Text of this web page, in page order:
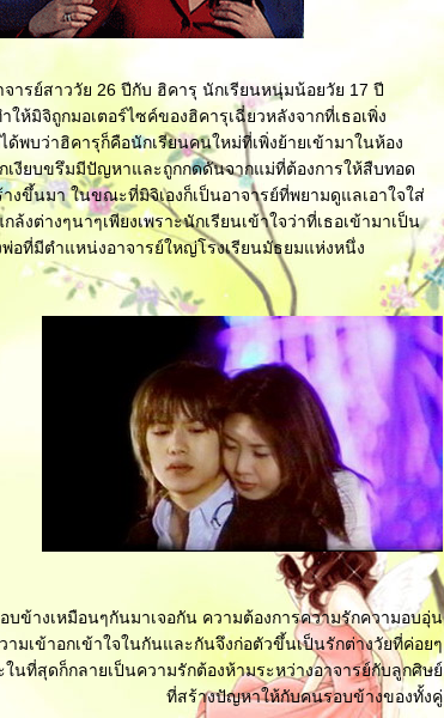
จารย์สาววัย 26 ปีกับ ฮิคารุ นักเรียนหนุ่มน้อยวัย 17 ปี
ห้มิจิถูกมอเตอร์ไซค์ของฮิคารุเฉี่ยวหลังจากที่เธอเพิ่ง
พบว่าฮิคารุก็คือนักเรียนคนใหม่ที่เพิ่งย้ายเข้ามาในห้อง
เงียบขรึมมีปัญหาและถูกกดดันจากแม่ที่ต้องการให้สืบทอด
งขึ้นมา ในขณะที่มิจิเองก็เป็นอาจารย์ที่พยามดูแลเอาใจใส่
งต่างๆนาๆเพียงเพราะนักเรียนเข้าใจว่าที่เธอเข้ามาเป็น
อที่มีตำแหน่งอาจารย์ใหญ่โรงเรียนมัธยมแห่งหนึ่ง
ข้างเหมือนๆกันมาเจอกัน ความต้องการความรักความอบอุ่น
มเข้าอกเข้าใจในกันและกันจึงก่อตัวขึ้นเป็นรักต่างวัยที่ค่อยๆ
นที่สุดก็กลายเป็นความรักต้องห้ามระหว่างอาจารย์กับลูกศิษย์
ที่สร้างปัญหาให้กับคนรอบข้างของทั้งคู่